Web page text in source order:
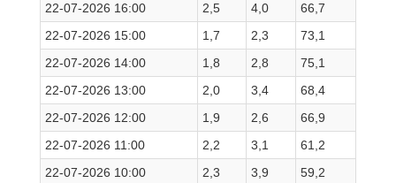
22-07-2026 16:00
2,5 4,0
66,7
22-07-2026 15:00
1,7 2,3
73,1
22-07-2026 14:00
1,8 2,8
75,1
22-07-2026 13:00
2,0 3,4
68,4
22-07-2026 12:00
1,9 2,6
66,9
22-07-2026 11:00
2,2 3,1
61,2
22-07-2026 10:00
2,3 3,9
59,2